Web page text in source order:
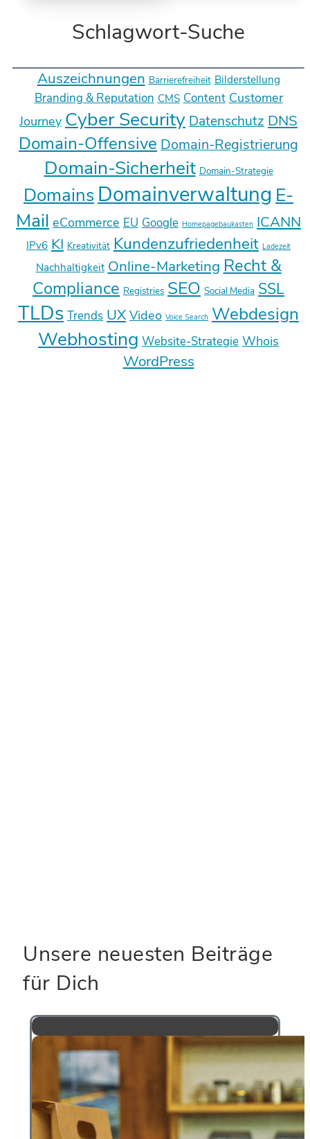
Schlagwort-Suche
Auszeichnungen Barrierefreiheit Bilderstellung
Branding & Reputation CMS Content Customer
Journey Cyber Security Datenschutz DNS
Domain-Offensive Domain-Registrierung
Domain-Sicherheit Domain-Strategie
Domains Domainverwaltung E-
Mail eCommerce EU Google Homepagebaukasten ICANN
IPv6 KI Kreativität Kundenzufriedenheit Ladezeit
Nachhaltigkeit Online-Marketing Recht &
Compliance Registries SEO Social Media SSL
TLDs Trends UX Video Voice Search Webdesign
Webhosting Website-Strategie Whois
WordPress
Unsere neuesten Beiträge
für Dich